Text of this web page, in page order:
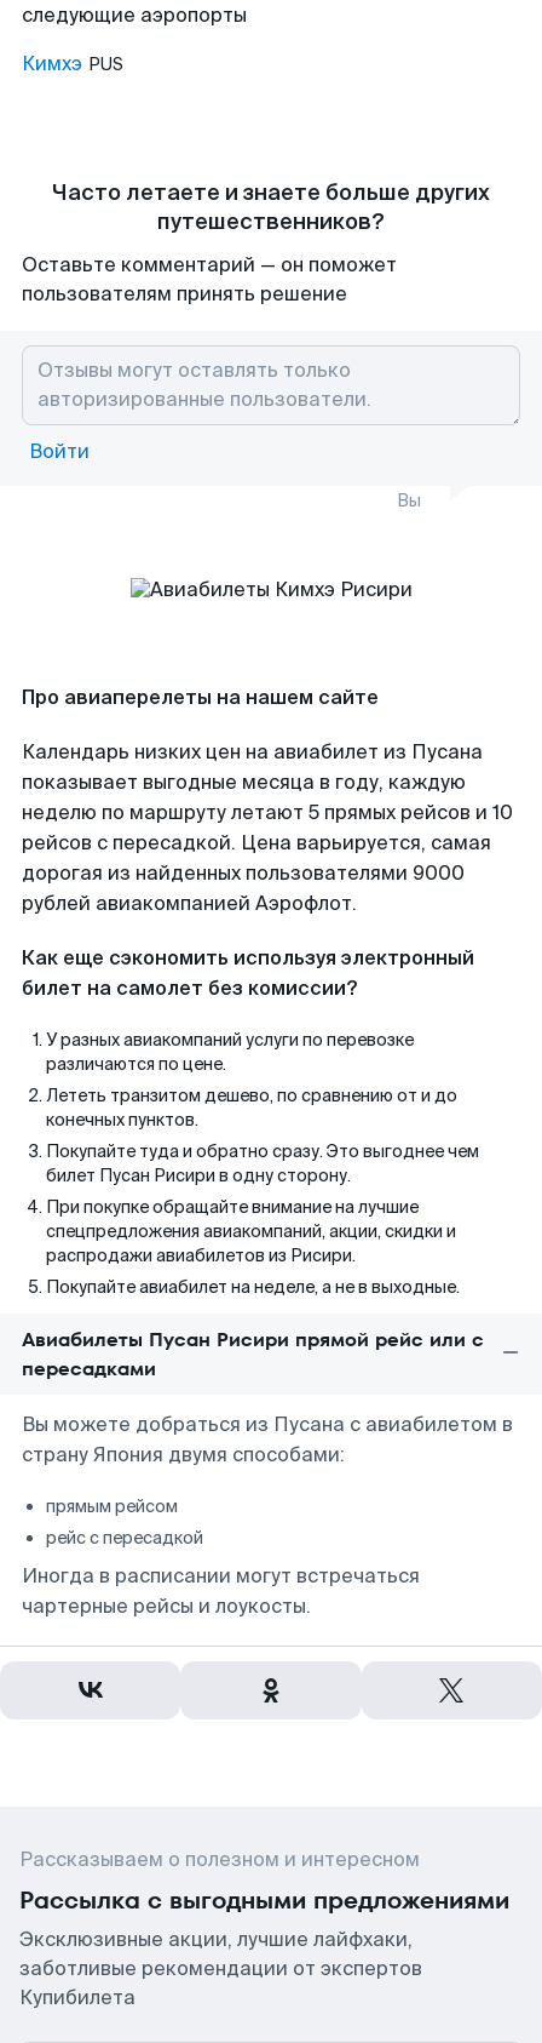
следующие аэропорты
Кимхэ PUS
Часто летаете и знаете больше других
путешественников?
Оставьте комментарий — он поможет
пользователям принять решение
Войти
Вы
Про авиаперелеты на нашем сайте
Календарь низких цен на авиабилет из Пусана
показывает выгодные месяца в году, каждую
неделю по маршруту летают 5 прямых рейсов и 10
рейсов с пересадкой. Цена варьируется, самая
дорогая из найденных пользователями 9000
рублей авиакомпанией Аэрофлот.
Как еще сэкономить используя электронный
билет на самолет без комиссии?
У разных авиакомпаний услуги по перевозке
различаются по цене.
Лететь транзитом дешево, по сравнению от и до
конечных пунктов.
Покупайте туда и обратно сразу. Это выгоднее чем
билет Пусан Рисири в одну сторону.
При покупке обращайте внимание на лучшие
спецпредложения авиакомпаний, акции, скидки и
распродажи авиабилетов из Рисири.
Покупайте авиабилет на неделе, а не в выходные.
Авиабилеты Пусан Рисири прямой рейс или с
пересадками
Вы можете добраться из Пусана с авиабилетом в
страну Япония двумя способами:
прямым рейсом
рейс с пересадкой
Иногда в расписании могут встречаться
чартерные рейсы и лоукосты.
Рассказываем о полезном и интересном
Рассылка с выгодными предложениями
Эксклюзивные акции, лучшие лайфхаки,
заботливые рекомендации от экспертов
Купибилета